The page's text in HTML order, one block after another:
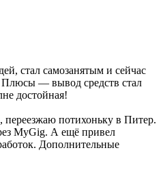
стал самозанятым и сейчас
Плюсы — вывод средств стал
достойная!
потихоньку в Питер.
MyGig. А ещё привел
Дополнительные